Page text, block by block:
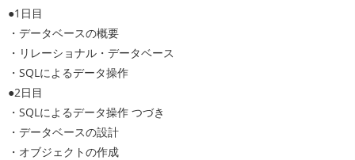
●1日目
・データベースの概要
・リレーショナル・データベース
・SQLによるデータ操作
●2日目
・SQLによるデータ操作 つづき
・データベースの設計
・オブジェクトの作成